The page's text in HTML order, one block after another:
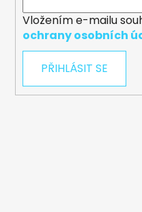
Vložením e-mailu
ochrany osobních
PŘIHLÁSIT SE